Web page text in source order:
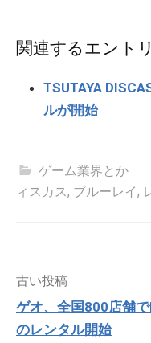
関連するエント
TSUTAYA
ルが開始
ゲーム業界とか
ィスカス, ブルーレイ,
投
ナ
ビ
古い投稿
ゲオ、全国800店舗で
のレンタル開始